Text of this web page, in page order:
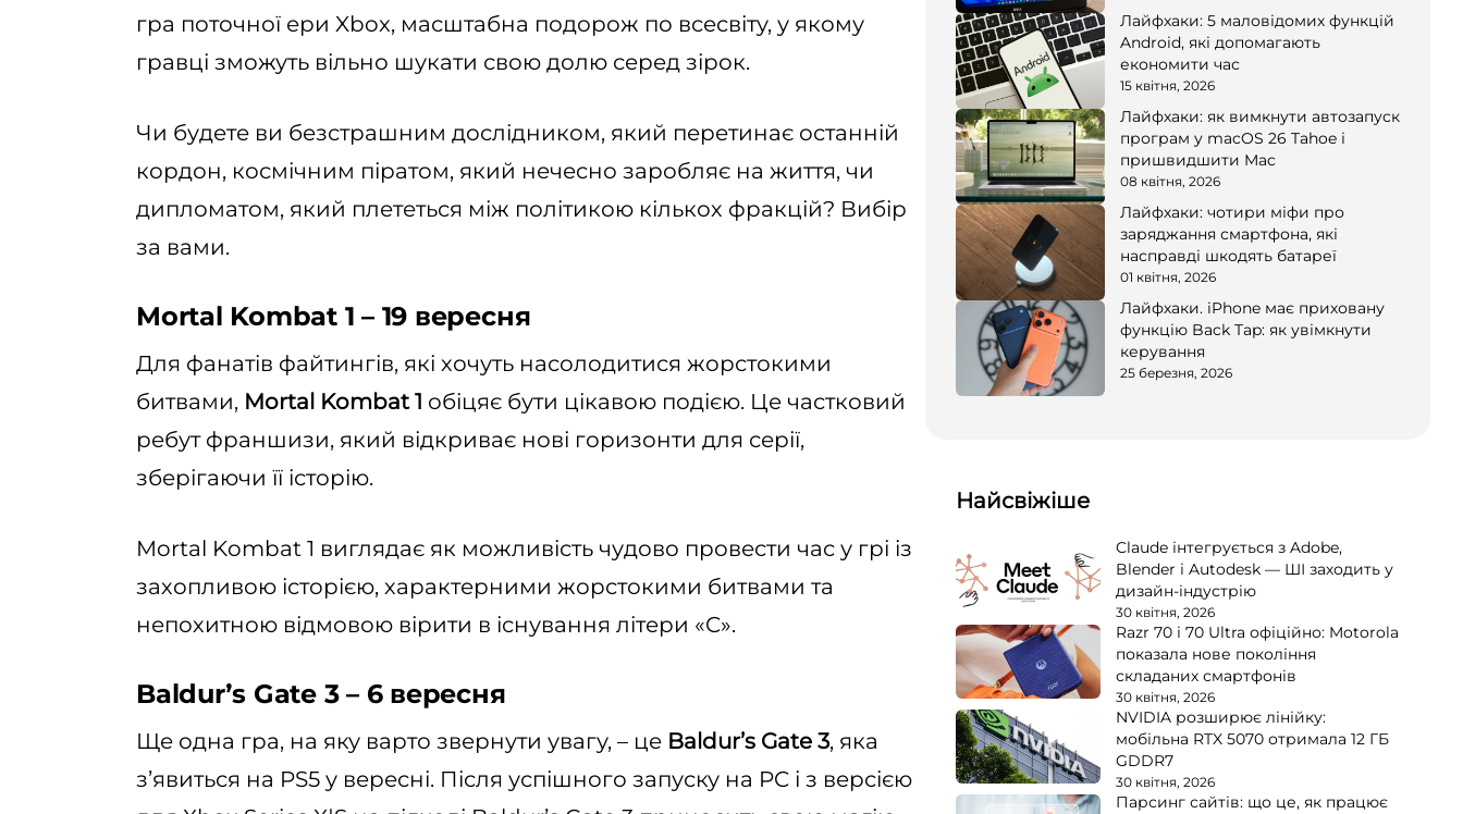
гра поточної ери Xbox, масштабна подорож по всесвіту, у якому
гравці зможуть вільно шукати свою долю серед зірок.
Чи будете ви безстрашним дослідником, який перетинає останній
кордон, космічним піратом, який нечесно заробляє на життя, чи
дипломатом, який плететься між політикою кількох фракцій? Вибір
за вами.
Mortal Kombat 1 – 19 вересня
Для фанатів файтингів, які хочуть насолодитися жорстокими
битвами, Mortal Kombat 1 обіцяє бути цікавою подією. Це частковий
ребут франшизи, який відкриває нові горизонти для серії,
зберігаючи її історію.
Mortal Kombat 1 виглядає як можливість чудово провести час у грі із
захопливою історією, характерними жорстокими битвами та
непохитною відмовою вірити в існування літери «C».
Baldurʼs Gate 3 – 6 вересня
Ще одна гра, на яку варто звернути увагу, – це Baldurʼs Gate 3, яка
зʼявиться на PS5 у вересні. Після успішного запуску на PC і з версією
Лайфхаки: 5 маловідомих функцій
Android, які допомагають
економити час
15 квітня, 2026
Лайфхаки: як вимкнути автозапуск
програм у macOS 26 Tahoe і
пришвидшити Mac
08 квітня, 2026
Лайфхаки: чотири міфи про
заряджання смартфона, які
насправді шкодять батареї
01 квітня, 2026
Лайфхаки. iPhone має приховану
функцію Back Tap: як увімкнути
керування
25 березня, 2026
Найсвіжіше
Claude інтегрується з Adobe,
Blender і Autodesk — ШІ заходить у
дизайн-індустрію
30 квітня, 2026
Razr 70 і 70 Ultra офіційно: Motorola
показала нове покоління
складаних смартфонів
30 квітня, 2026
NVIDIA розширює лінійку:
мобільна RTX 5070 отримала 12 ГБ
GDDR7
30 квітня, 2026
Парсинг сайтів: що це, як працює